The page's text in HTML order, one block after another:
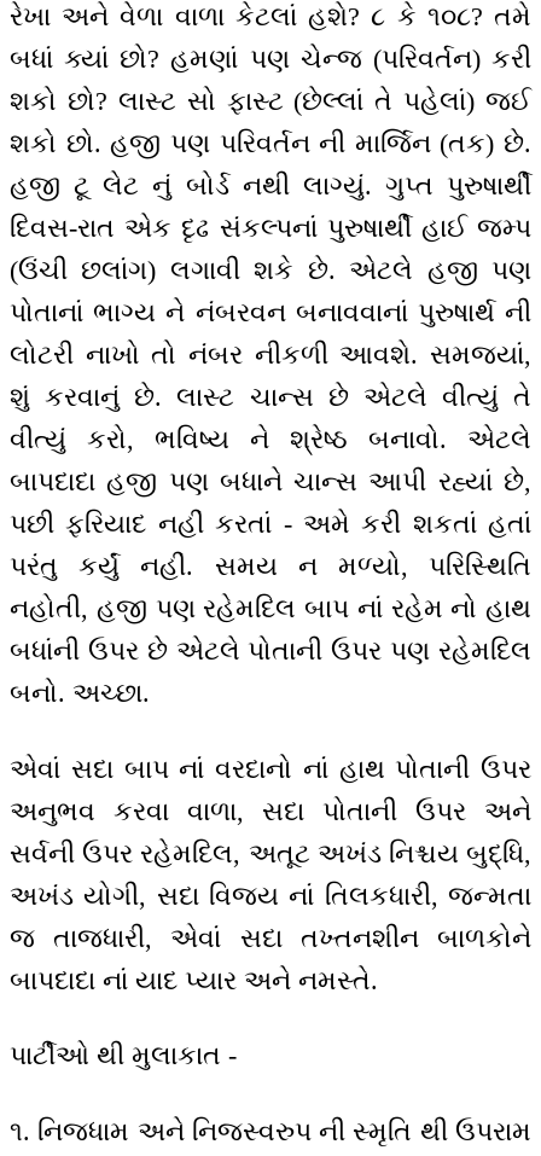
રેખા અને વેળા વાળા કેટલાં હશે? ૮ કે ૧૦૮? તમે
બધાં ક્યાં છો? હમણાં પણ ચેન્જ (પરિવર્તન) કરી
શકો છો? લાસ્ટ સો ફાસ્ટ (છેલ્લાં તે પહેલાં) જઈ
શકો છો. હજી પણ પરિવર્તન ની માર્જિન (તક) છે.
હજી ટૂ લેટ નું બોર્ડ નથી લાગ્યું. ગુપ્ત પુરુષાર્થી
દિવસ-રાત એક દૃઢ સંકલ્પનાં પુરુષાર્થી હાઈ જમ્પ
(ઉંચી છલાંગ) લગાવી શકે છે. એટલે હજી પણ
પોતાનાં ભાગ્ય ને નંબરવન બનાવવાનાં પુરુષાર્થ ની
લોટરી નાખો તો નંબર નીકળી આવશે. સમજ્યાં,
શું કરવાનું છે. લાસ્ટ ચાન્સ છે એટલે વીત્યું તે
વીત્યું કરો, ભવિષ્ય ને શ્રેષ્ઠ બનાવો. એટલે
બાપદાદા હજી પણ બધાને ચાન્સ આપી રહ્યાં છે,
પછી ફરિયાદ નહીં કરતાં - અમે કરી શકતાં હતાં
પરંતુ કર્યું નહીં. સમય ન મળ્યો, પરિસ્થિતિ
નહોતી, હજી પણ રહેમદિલ બાપ નાં રહેમ નો હાથ
બધાંની ઉપર છે એટલે પોતાની ઉપર પણ રહેમદિલ
બનો. અચ્છા.
એવાં સદા બાપ નાં વરદાનો નાં હાથ પોતાની ઉપર
અનુભવ કરવા વાળા, સદા પોતાની ઉપર અને
સર્વની ઉપર રહેમદિલ, અતૂટ અખંડ નિશ્ચય બુદ્ધિ,
અખંડ યોગી, સદા વિજય નાં તિલકધારી, જન્મતા
જ તાજધારી, એવાં સદા તખ્તનશીન બાળકોને
બાપદાદા નાં યાદ પ્યાર અને નમસ્તે.
પાર્ટીઓ થી મુલાકાત -
૧. નિજધામ અને નિજસ્વરુપ ની સ્મૃતિ થી ઉપરામ